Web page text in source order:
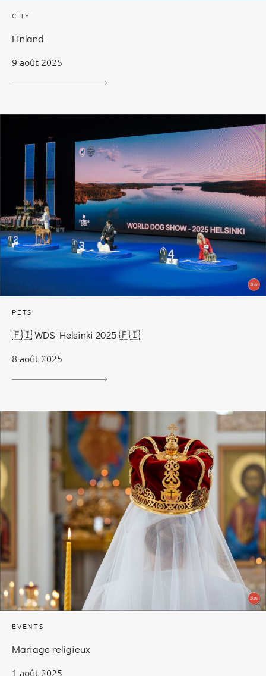
CITY
Finland
9 août 2025
PETS
🇫🇮 WDS Helsinki 2025 🇫🇮
8 août 2025
EVENTS
Mariage religieux
1 août 2025